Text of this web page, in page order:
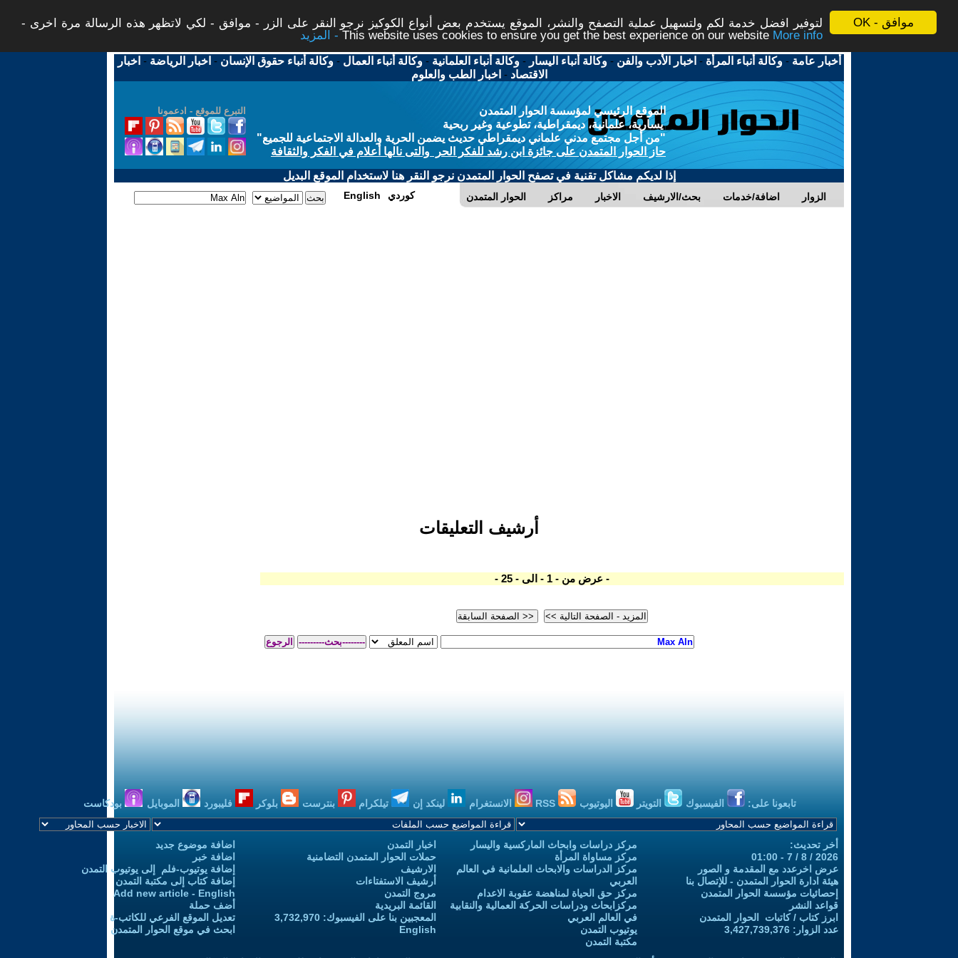
موافق - OK
لتوفير افضل خدمة لكم ولتسهيل عملية التصفح والنشر، الموقع يستخدم بعض أنواع الكوكيز نرجو النقر على الزر - موافق - لكي لاتظهر هذه الرسالة مرة اخرى -
This website uses cookies to ensure you get the best experience on our website More info - المزيد
أخبار عامة -وكالة أنباء المرأة - اخبار الأدب والفن -وكالة أنباء اليسار -وكالة أنباء العلمانية -وكالة أنباء العمال -وكالة أنباء حقوق الإنسان - اخبار الرياضة - اخبار
الاقتصاد - اخبار الطب والعلوم
التبرع للموقع - ادعمونا
الموقع الرئيسي لمؤسسة الحوار المتمدن
يسارية، علمانية، ديمقراطية، تطوعية وغير ربحية
"من أجل مجتمع مدني علماني ديمقراطي حديث يضمن الحرية والعدالة الاجتماعية للجميع"
حاز الحوار المتمدن على جائزة ابن رشد للفكر الحر والتى نالها أعلام في الفكر والثقافة
إذا لديكم مشاكل تقنية في تصفح الحوار المتمدن نرجو النقر هنا لاستخدام الموقع البديل
الحوار المتمدن مراكز الاخبار بحث/الارشيف اضافة/خدمات الزوار English كوردي
أرشيف التعليقات
- عرض من - 1 - الى - 25 -
تابعونا على: الفيسبوك التويتر اليوتيوب الانستغرام لينكد إن تيلكرام بنترست بلوكر فليبورد الموبايل بودكاست
أخر تحديث:
2026 / 8 / 7 - 01:00
عرض اخرعدد مع المقدمة و الصور
هيئة ادارة الحوار المتمدن - للإتصال بنا
إحصائيات مؤسسة الحوار المتمدن
قواعد النشر
ابرز كتاب / كاتبات الحوار المتمدن
عدد الزوار: 3,427,739,376
مركز دراسات وابحاث الماركسية واليسار
مركز مساواة المرأة
مركز الدراسات والابحاث العلمانية في العالم
العربي
مركز حق الحياة لمناهضة عقوبة الاعدام
مركزابحاث ودراسات الحركة العمالية والنقابية
في العالم العربي
يوتيوب التمدن
مكتبة التمدن
اخبار التمدن
حملات الحوار المتمدن التضامنية
الارشيف
أرشيف الاستفتاءات
مروج التمدن
القائمة البريدية
المعجبين بنا على الفيسبوك: 3,732,970
English
اضافة موضوع جديد
اضافة خبر
إضافة يوتيوب-فلم إلى يوتيوب التمدن
إضافة كتاب إلى مكتبة التمدن
Add new article - English
أضف حملة
تعديل الموقع الفرعي للكاتب-ة
ابحث في موقع الحوار المتمدن